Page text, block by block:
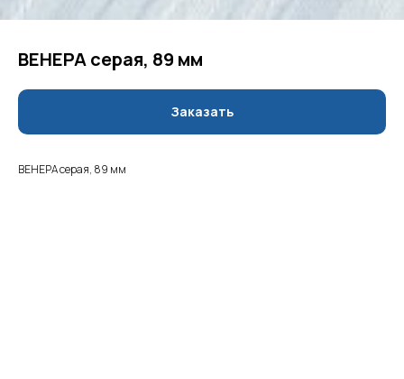
ВЕНЕРА серая, 89 мм
Заказать
ВЕНЕРА серая, 89 мм